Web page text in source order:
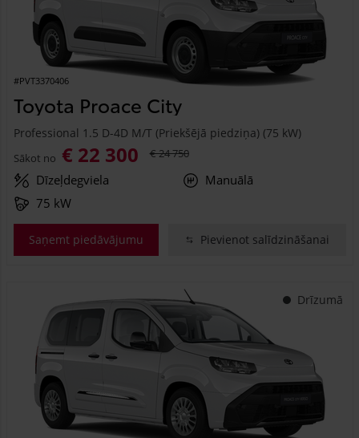
#PVT3370406
Toyota Proace City
Professional 1.5 D-4D M/T (Priekšējā piedziņa) (75 kW)
Sākot no € 22 300 € 24 750
Dīzeļdegviela
Manuālā
75 kW
Saņemt piedāvājumu Pievienot salīdzināšanai
Drīzumā